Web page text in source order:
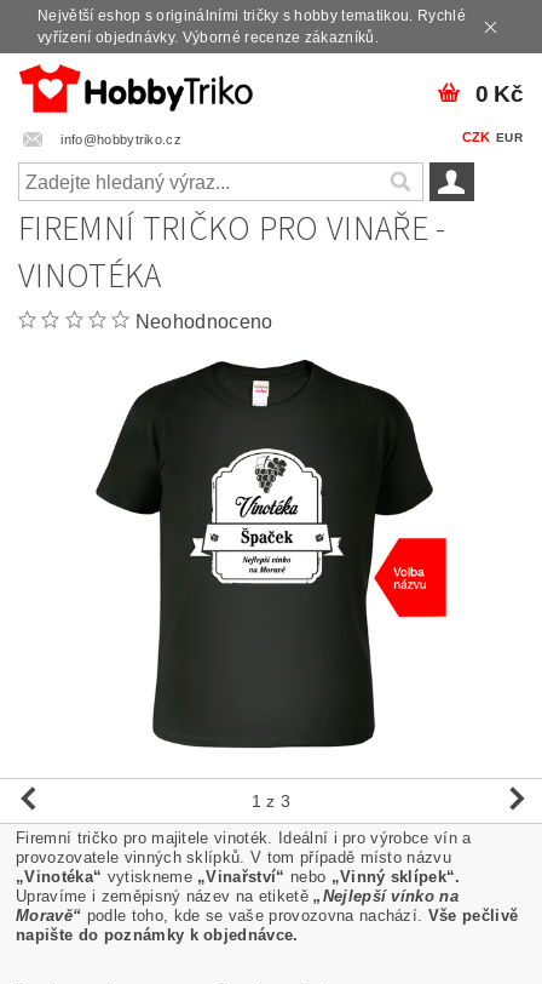
Největší eshop s originálními tričky s hobby tematikou. Rychlé
vyřízení objednávky. Výborné recenze zákazníků.
info@hobbytriko.cz CZK EUR
0 Kč
FIREMNÍ TRIČKO PRO VINAŘE -
VINOTÉKA
Neohodnoceno
1 z 3
Firemní tričko pro majitele vinoték. Ideální i pro výrobce vín a
provozovatele vinných sklípků. V tom případě místo názvu
„Vinotéka“ vytiskneme „Vinařství“ nebo „Vinný sklípek“.
Upravíme i zeměpisný název na etiketě „Nejlepší vínko na
Moravě“ podle toho, kde se vaše provozovna nachází. Vše pečlivě
napište do poznámky k objednávce.